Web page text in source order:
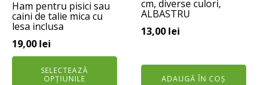
Ham pentru pisici sau
caini de talie mica cu
lesa inclusa
19,00 lei
SELECTEAZĂ
OPȚIUNILE
fi
alese
în
pagina
produsului.
cm, diverse culori,
ALBASTRU
13,00 lei
ADAUGĂ ÎN COȘ